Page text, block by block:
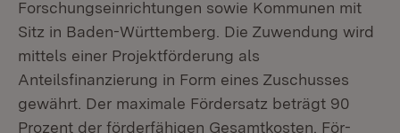
Forschungseinrichtungen sowie Kommunen mit
Sitz in Baden-Württemberg. Die Zuwendung wird
mittels einer Projektförderung als
Anteilsfinanzierung in Form eines Zuschusses
gewährt. Der maximale Fördersatz beträgt 90
Prozent der förderfähigen Gesamtkosten. För­